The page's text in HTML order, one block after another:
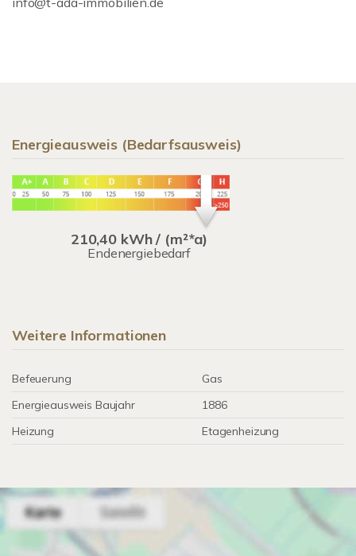
Energieausweis (Bedarfsausweis)
210,40 kWh / (m²*a)
Endenergiebedarf
Weitere Informationen
Befeuerung
Gas
Energieausweis Baujahr
1886
Heizung
Etagenheizung